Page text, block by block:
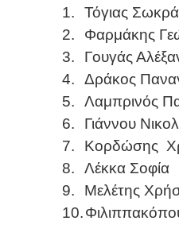
1.
Τόγιας
2.
Φαρμάκης
3.
Γουγάς
4.
Δράκος
5.
Λαμπρινός
6.
Γιάννου
7.
Κορδώσης
8.
Λέκκα Σοφία
9.
Μελέτης
10.